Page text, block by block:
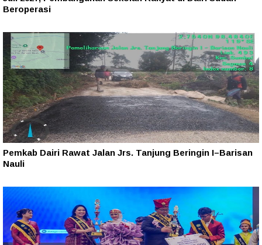
Beroperasi
Pemkab Dairi Rawat Jalan Jrs. Tanjung Beringin I–Barisan
Nauli